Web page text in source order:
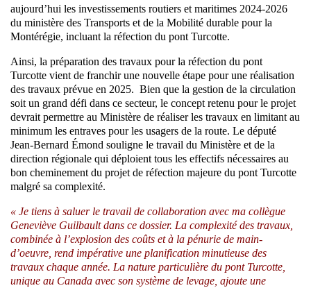
aujourd’hui les investissements routiers et maritimes 2024-2026
du ministère des Transports et de la Mobilité durable pour la
Montérégie, incluant la réfection du pont Turcotte.
Ainsi, la préparation des travaux pour la réfection du pont
Turcotte vient de franchir une nouvelle étape pour une réalisation
des travaux prévue en 2025. Bien que la gestion de la circulation
soit un grand défi dans ce secteur, le concept retenu pour le projet
devrait permettre au Ministère de réaliser les travaux en limitant au
minimum les entraves pour les usagers de la route. Le député
Jean-Bernard Émond souligne le travail du Ministère et de la
direction régionale qui déploient tous les effectifs nécessaires au
bon cheminement du projet de réfection majeure du pont Turcotte
malgré sa complexité.
« Je tiens à saluer le travail de collaboration avec ma collègue
Geneviève Guilbault dans ce dossier. La complexité des travaux,
combinée à l’explosion des coûts et à la pénurie de main-
d’oeuvre, rend impérative une planification minutieuse des
travaux chaque année. La nature particulière du pont Turcotte,
unique au Canada avec son système de levage, ajoute une